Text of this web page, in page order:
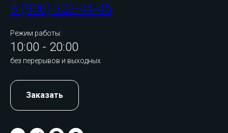
8 (906) 323-44-45
Режим работы:
10:00 - 20:00
без перерывов и выходных
Заказать